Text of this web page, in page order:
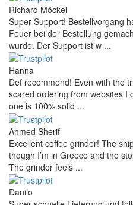
Richard Möckel
Super Support! Bestellvorgang
Feuer bei der Bestellung
wurde. Der Support ist w ...
Hanna
Def recommend! Even with the
scared ordering from websites I
one is 100% solid ...
Ahmed Sherif
Excellent coffee grinder! The
though I’m in Greece and the
The grinder feels ...
Danilo